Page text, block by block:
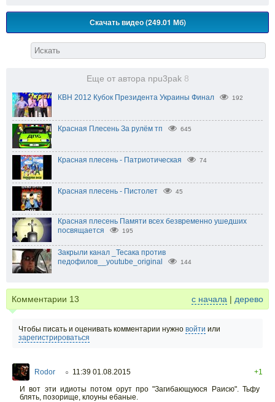
Скачать видео (249.01 Мб)
Еще от автора npu3pak 8
КВН 2012 Кубок Президента Украины Финал 192
Красная Плесень За рулём тп 645
Красная плесень - Патриотическая 74
Красная плесень - Пистолет 45
Красная плесень Памяти всех безвременно ушедших
посвящается
195
Закрыли канал _Тесака против
педофилов__youtube_original
144
Комментарии 13 с начала | дерево
Чтобы писать и оценивать комментарии нужно войти или
зарегистрироваться
Rodor ○ 11:39 01.08.2015
+1
И вот эти идиоты потом орут про "Загибающуюся Раисю". Тьфу
блять, позорище, клоуны ебаные.